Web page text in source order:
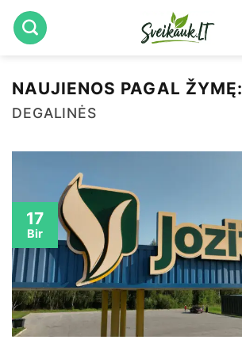
Skip
to
NAUJIENOS PAGAL ŽYMĘ:
DEGALINĖS
17
Bir